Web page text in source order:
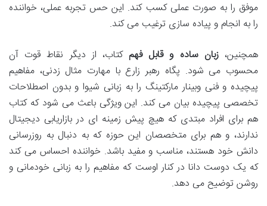
موفق را به صورت عملی کسب کند. این حس تجربه عملی، خواننده
را به انجام و پیاده سازی ترغیب می کند.
همچنین،زبان ساده و قابل فهمکتاب، از دیگر نقاط قوت آن
محسوب می شود. پگاه رهبر زارع با مهارت مثال زدنی، مفاهیم
پیچیده و فنی وبینار مارکتینگ را به زبانی شیوا و بدون اصطلاحات
تخصصی پیچیده بیان می کند. این ویژگی باعث می شود که کتاب
هم برای افراد مبتدی که هیچ پیش زمینه ای در بازاریابی دیجیتال
ندارند، و هم برای متخصصان این حوزه که به دنبال به روزرسانی
دانش خود هستند، مناسب و مفید باشد. خواننده احساس می کند
که یک دوست دانا در کنار اوست که مفاهیم را به زبانی خودمانی و
روشن توضیح می دهد.